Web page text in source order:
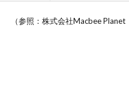
（参照：株式会社Macbee Planet